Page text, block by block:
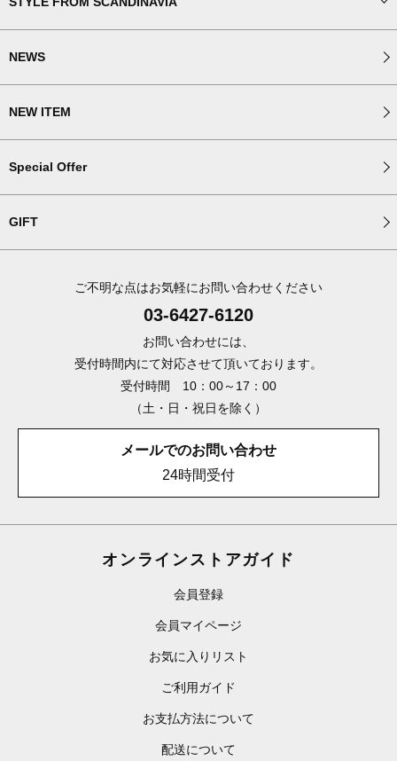
NEWS
NEW ITEM
Special Offer
GIFT
ご不明な点はお気軽にお問い合わせください
03-6427-6120
お問い合わせには、
受付時間内にて対応させて頂いております。
受付時間 10：00～17：00
（土・日・祝日を除く）
メールでのお問い合わせ
24時間受付
オンラインストアガイド
会員登録
会員マイページ
お気に入りリスト
ご利用ガイド
お支払方法について
配送について